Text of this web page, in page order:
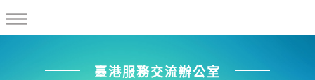
臺港服務交流辦公室